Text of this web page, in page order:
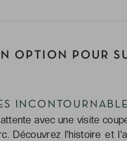
OPTION POUR
avec une visite
Découvrez l'histoire et